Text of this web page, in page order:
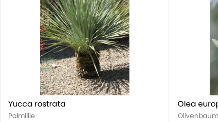
Yucca rostrata
Palmlilie
Olea